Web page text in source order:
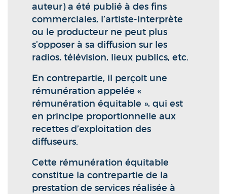
auteur) a été publié à des fins
commerciales, l’artiste-interprète
ou le producteur ne peut plus
s’opposer à sa diffusion sur les
radios, télévision, lieux publics, etc.
En contrepartie, il perçoit une
rémunération appelée «
rémunération équitable », qui est
en principe proportionnelle aux
recettes d’exploitation des
diffuseurs.
Cette rémunération équitable
constitue la contrepartie de la
prestation de services réalisée à